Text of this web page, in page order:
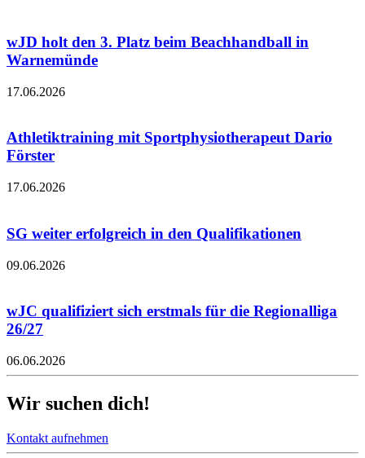
wJD holt den 3. Platz beim Beachhandball in
Warnemünde
17.06.2026
Athletiktraining mit Sportphysiotherapeut Dario
Förster
17.06.2026
SG weiter erfolgreich in den Qualifikationen
09.06.2026
wJC qualifiziert sich erstmals für die Regionalliga
26/27
06.06.2026
Wir suchen dich!
Kontakt aufnehmen